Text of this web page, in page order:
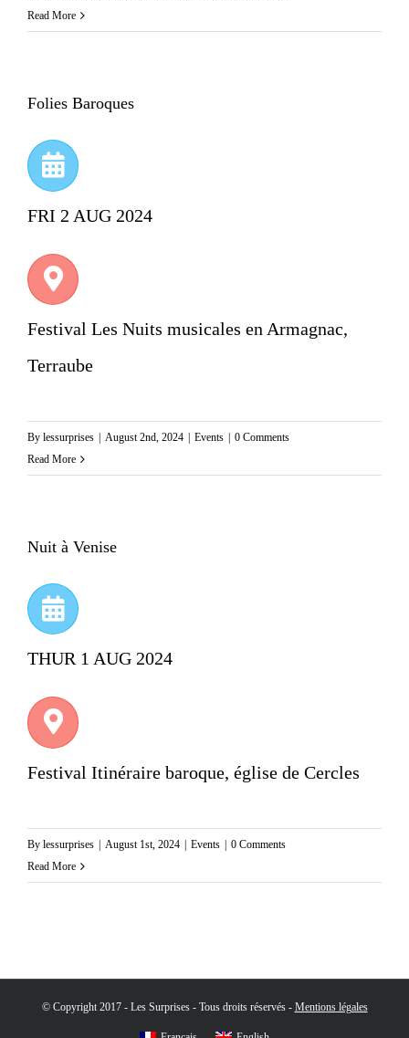
Read More
Folies Baroques
FRI 2 AUG 2024
Festival Les Nuits musicales en Armagnac,
Terraube
By lessurprises | August 2nd, 2024 | Events | 0 Comments
Read More
Nuit à Venise
THUR 1 AUG 2024
Festival Itinéraire baroque, église de Cercles
By lessurprises | August 1st, 2024 | Events | 0 Comments
Read More
© Copyright 2017 - Les Surprises - Tous droits réservés - Mentions légales